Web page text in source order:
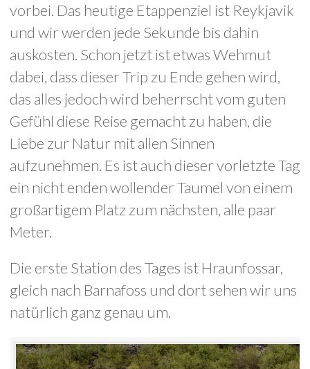
vorbei. Das heutige Etappenziel ist Reykjavik
und wir werden jede Sekunde bis dahin
auskosten. Schon jetzt ist etwas Wehmut
dabei, dass dieser Trip zu Ende gehen wird,
das alles jedoch wird beherrscht vom guten
Gefühl diese Reise gemacht zu haben, die
Liebe zur Natur mit allen Sinnen
aufzunehmen. Es ist auch dieser vorletzte Tag
ein nicht enden wollender Taumel von einem
großartigem Platz zum nächsten, alle paar
Meter.
Die erste Station des Tages ist Hraunfossar,
gleich nach Barnafoss und dort sehen wir uns
natürlich ganz genau um.